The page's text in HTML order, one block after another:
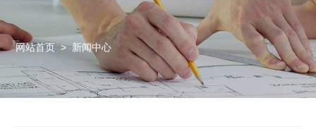
网站首页 > 新闻中心